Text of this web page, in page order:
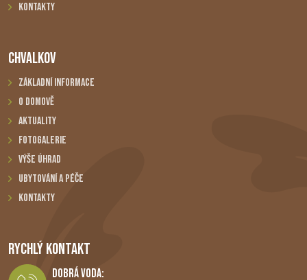
Kontakty
CHVALKOV
Základní informace
O domově
Aktuality
Fotogalerie
Výše úhrad
Ubytování a péče
Kontakty
RYCHLÝ KONTAKT
Dobrá Voda: